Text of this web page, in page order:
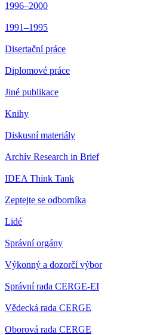
1996–2000
1991–1995
Disertační práce
Diplomové práce
Jiné publikace
Knihy
Diskusní materiály
Archív Research in Brief
IDEA Think Tank
Zeptejte se odborníka
Lidé
Správní orgány
Výkonný a dozorčí výbor
Správní rada CERGE-EI
Vědecká rada CERGE
Oborová rada CERGE